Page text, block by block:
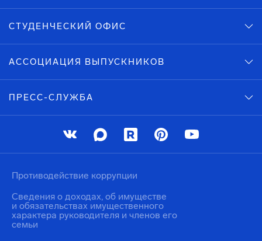
СТУДЕНЧЕСКИЙ ОФИС
АССОЦИАЦИЯ ВЫПУСКНИКОВ
ПРЕСС-СЛУЖБА
Противодействие коррупции
Сведения о доходах, об имуществе
и обязательствах имущественного
характера руководителя и членов его
семьи